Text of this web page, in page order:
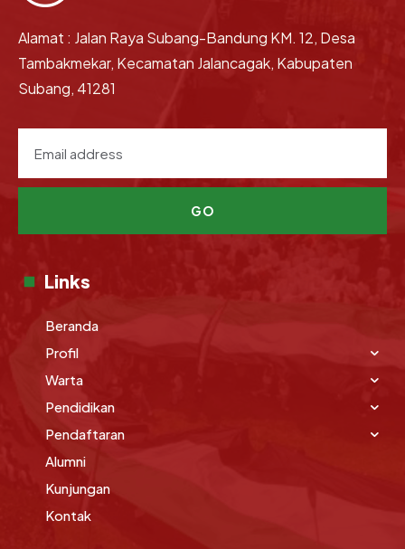
Alamat : Jalan Raya Subang-Bandung KM. 12, Desa
Tambakmekar, Kecamatan Jalancagak, Kabupaten
Subang, 41281
GO
Links
Beranda
Profil
Warta
Pendidikan
Pendaftaran
Alumni
Kunjungan
Kontak